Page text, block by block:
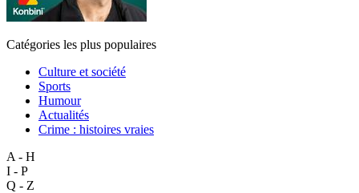
Catégories les plus populaires
Culture et société
Sports
Humour
Actualités
Crime : histoires vraies
A - H
I - P
Q - Z